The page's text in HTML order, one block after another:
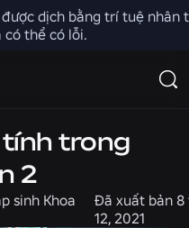
dịch bằng trí tuệ nhân
có thể có lỗi.
trong
2
sinh Khoa
Đã xuất bản 8
12, 2021